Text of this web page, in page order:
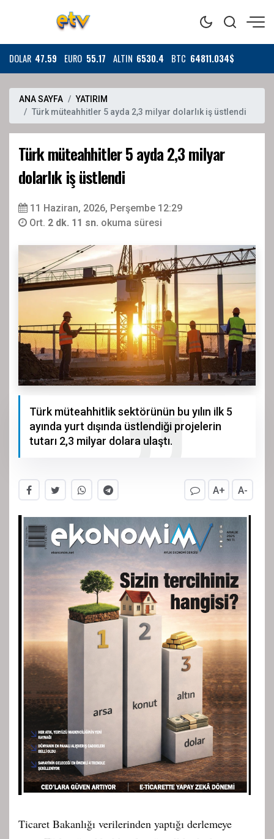
DOLAR 47.59 EURO 55.17 ALTIN 6530.4 BTC 64811.034$
ANA SAYFA
YATIRIM
Türk müteahhitler 5 ayda 2,3 milyar dolarlık iş üstlendi
Türk müteahhitler 5 ayda 2,3 milyar
dolarlık iş üstlendi
11 Haziran, 2026, Perşembe 12:29
Ort. 2 dk. 11 sn. okuma süresi
Türk müteahhitlik sektörünün bu yılın ilk 5
ayında yurt dışında üstlendiği projelerin
tutarı 2,3 milyar dolara ulaştı.
A+ A-
Ticaret Bakanlığı verilerinden yaptığı derlemeye